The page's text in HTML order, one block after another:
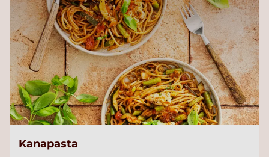
Kanapasta